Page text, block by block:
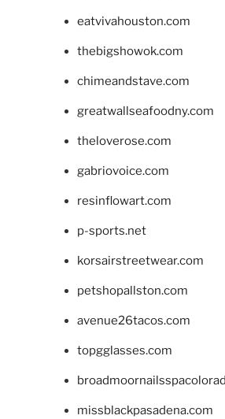
eatvivahouston.com
thebigshowok.com
chimeandstave.com
greatwallseafoodny.com
theloverose.com
gabriovoice.com
resinflowart.com
p-sports.net
korsairstreetwear.com
petshopallston.com
avenue26tacos.com
topgglasses.com
missblackpasadena.com